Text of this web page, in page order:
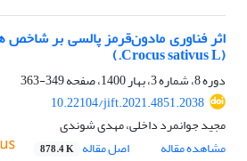
اثر فناوری مادون‌قرمز پالسی بر
(Crocus sativus L.)
دوره 8، شماره 3، بهار 1400، صفحه
349-363
10.22104/jift.2021.4851.2038
مجید جوانمرد داخلی، مهدی شوندی
مشاهده مقاله
اصل مقاله 878.4 K